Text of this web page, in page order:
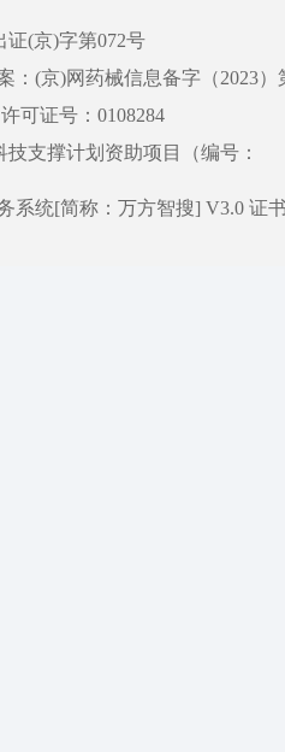
证(京)字第072号
：(京)网药械信息备字（2023）
可证号：0108284
支撑计划资助项目（编号：
系统[简称：万方智搜] V3.0 证